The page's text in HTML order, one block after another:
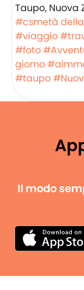
Taupo, Nuova
#csmetà
#viaggio
#foto
giorno
#taupo
Il modo